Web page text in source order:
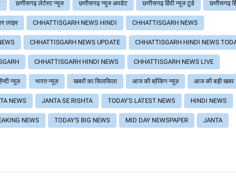
छत्तीसगढ़ लेटेस्ट न्यूज छत्तीसगढ़ न्यूज अपडेट छत्तीसगढ़ हिंदी न्यूज टुडे छत्तीसगढ़
लाइव CHHATTISGARH NEWS HINDI CHHATTISGARH NEWS
CHHATTISGARH NEWS UPDATE CHHATTISGARH HINDI NEWS
CHHATTISGARH HINDI NEWS CHHATTISGARH NEWS LIVE
न्यूज़ भारत न्यूज़ खबरों का सिलसिला आज की ब्रेंकिग न्यूज़ आज की बड़ी खबर
NEWS JANTA SE RISHTA TODAY'S LATEST NEWS HINDI NEWS
NEWS TODAY'S BIG NEWS MID DAY NEWSPAPER JANTA